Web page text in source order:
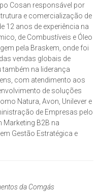
Cosan responsável por
e comercialização de
12 anos de experiência na
de Combustíveis e Óleo
pela Braskem, onde foi
vendas globais de
também na liderança
com atendimento aos
de soluções
Natura, Avon, Unilever e
de Empresas pelo
B2B na
Gestão Estratégica e
da Comgás